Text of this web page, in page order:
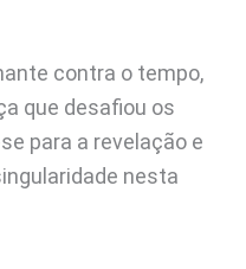
contra o tempo,
que desafiou os
para a revelação e
nesta